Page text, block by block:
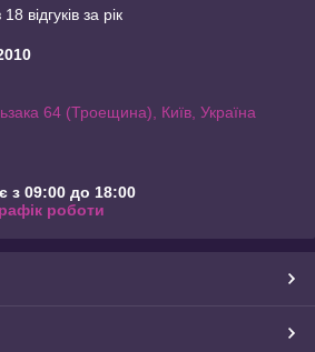
відгуків за рік
64 (Троещина), Київ, Україна
з 09:00 до 18:00
роботи